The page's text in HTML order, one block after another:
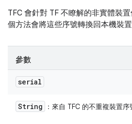
TFC 會針對 TF 不瞭解的非實體裝
個方法會將這些序號轉換回本機裝置
參數
serial
String ：來自 TFC 的不重複裝置序